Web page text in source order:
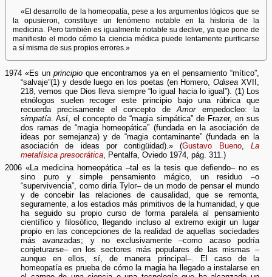
«El desarrollo de la homeopatía, pese a los argumentos lógicos que se
la opusieron, constituye un fenómeno notable en la historia de la
medicina. Pero también es igualmente notable su declive, ya que pone de
manifiesto el modo cómo la ciencia médica puede lentamente purificarse
a sí misma de sus propios errores.»
1974 «Es unprincipio que encontramos ya en el pensamiento “mítico”,
“salvaje”(1) y desde luego en los poetas (en Homero,Odisea XVII,
218, vemos que Dios lleva siempre “lo igual hacia lo igual”). (1) Los
etnólogos suelen recoger este principio bajo una rúbrica que
recuerda precisamente el concepto deAmorempedocleo: la
simpatía. Así, el concepto de “magia simpática” de Frazer, en sus
dos ramas de “magia homeopática” (fundada en la asociación de
ideas por semejanza) y de “magia contaminante” (fundada en la
asociación de ideas por contigüidad).» (Gustavo Bueno, La
metafísica presocrática, Pentalfa, Oviedo 1974, pág. 311.)
2006 «La medicina homeopática –tal es la tesis que defiendo– no es
sino puro y simple pensamiento mágico, un residuo –o
“supervivencia”, como diría Tylor– de un modo de pensar el mundo
y de concebir las relaciones de causalidad, que se remonta,
seguramente, a los estadios más primitivos de la humanidad, y que
ha seguido su propio curso de forma paralela al pensamiento
científico y filosófico, llegando incluso al extremo exigir un lugar
propio en las concepciones de la realidad de aquellas sociedades
más avanzadas; y no exclusivamente –como acaso podría
conjeturarse– en los sectores más populares de las mismas –
aunque en ellos, sí, de manera principal–. El caso de la
homeopatía es prueba de cómo la magia ha llegado a instalarse en